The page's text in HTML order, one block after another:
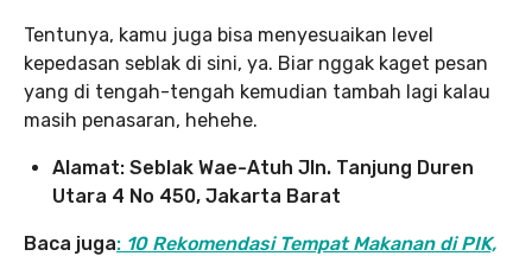
Tentunya, kamu juga bisa menyesuaikan level
kepedasan seblak di sini, ya. Biar nggak kaget pesan
yang di tengah-tengah kemudian tambah lagi kalau
masih penasaran, hehehe.
Alamat: Seblak Wae-Atuh Jln. Tanjung Duren
Utara 4 No 450, Jakarta Barat
Baca juga: 10 Rekomendasi Tempat Makanan di PIK,